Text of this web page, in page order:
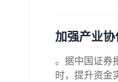
加强产业
。据中国证券
时，提升资金